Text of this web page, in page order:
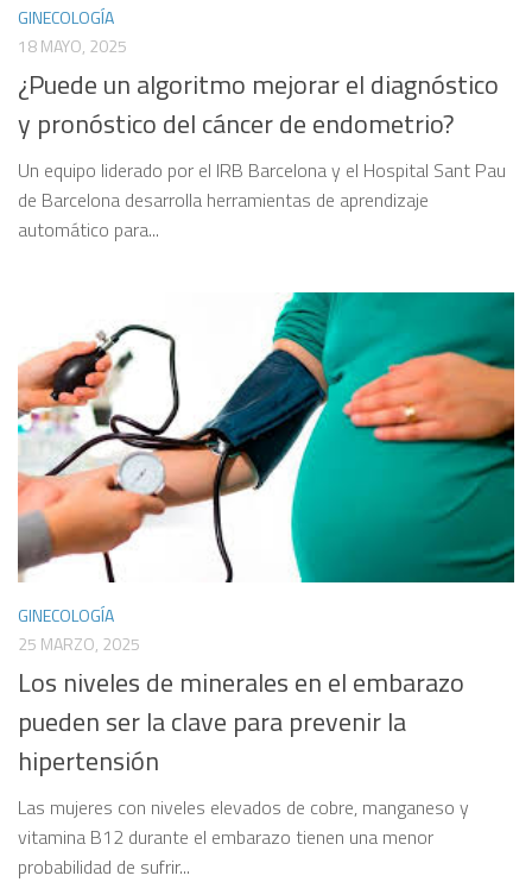
GINECOLOGÍA
18 MAYO, 2025
¿Puede un algoritmo mejorar el diagnóstico
y pronóstico del cáncer de endometrio?
Un equipo liderado por el IRB Barcelona y el Hospital Sant Pau
de Barcelona desarrolla herramientas de aprendizaje
automático para...
GINECOLOGÍA
25 MARZO, 2025
Los niveles de minerales en el embarazo
pueden ser la clave para prevenir la
hipertensión
Las mujeres con niveles elevados de cobre, manganeso y
vitamina B12 durante el embarazo tienen una menor
probabilidad de sufrir...